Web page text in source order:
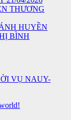
THƯƠNG
HUYỀN
BÌNH
VỤ NAUY-